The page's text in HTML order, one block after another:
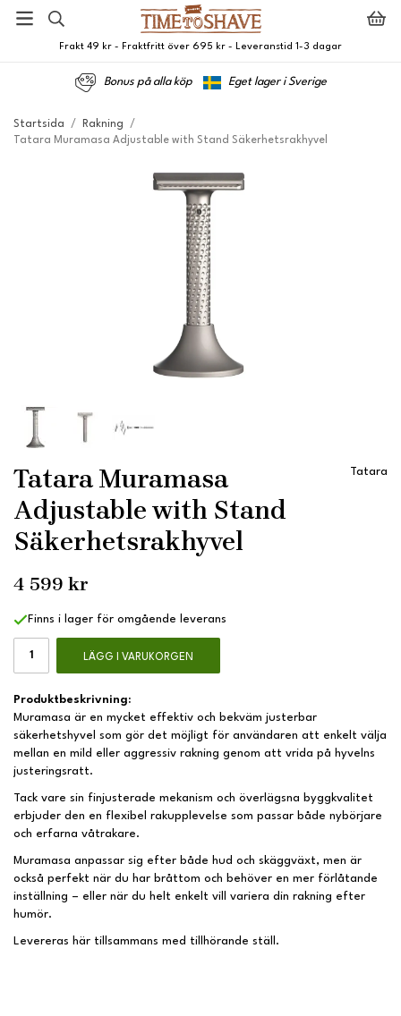
Frakt 49 kr - Fraktfritt över 695 kr - Leveranstid 1-3 dagar
Bonus på alla köp Eget lager i Sverige
Startsida / Rakning
/
Tatara Muramasa Adjustable with Stand Säkerhetsrakhyvel
Tatara Muramasa
Adjustable with Stand
Säkerhetsrakhyvel
Tatara
4 599 kr
Finns i lager för omgående leverans
LÄGG I VARUKORGEN
Produktbeskrivning:
Muramasa är en mycket effektiv och bekväm justerbar
säkerhetshyvel som gör det möjligt för användaren att enkelt välja
mellan en mild eller aggressiv rakning genom att vrida på hyvelns
justeringsratt.
Tack vare sin finjusterade mekanism och överlägsna byggkvalitet
erbjuder den en flexibel rakupplevelse som passar både nybörjare
och erfarna våtrakare.
Muramasa anpassar sig efter både hud och skäggväxt, men är
också perfekt när du har bråttom och behöver en mer förlåtande
inställning – eller när du helt enkelt vill variera din rakning efter
humör.
Levereras här tillsammans med tillhörande ställ.